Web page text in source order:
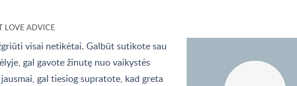
LOVE ADVICE
visai netikėtai. Galbūt sutikote sau
gal gavote žinutę nuo vaikystės
gal tiesiog supratote, kad greta